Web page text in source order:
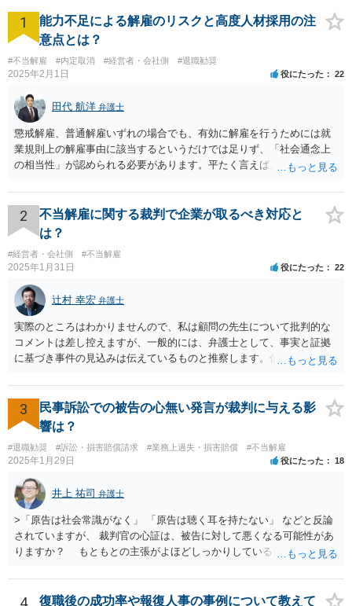
1
能力不足による解雇のリスクと高度人材採用の注
意点とは？
#不当解雇 #内定取消 #経営者・会社側 #退職勧奨
2025年2月1日 役にたった 22
田代 航洋 弁護士
懲戒解雇、普通解雇いずれの場合でも、有効に解雇を行うためには就
業規則上の解雇事由に該当するというだけでは足りず、「社会通念上
の相当性」が認められる必要があります。平たく言えば、解雇の原因
れます。 日本の労働法上、解雇は非常にハードルが高いです。 解雇が
有効か無効かという点は能力不足の程度にもよりますが、顧問弁護士
の先生は具体的な事情を検討した上で能力不足の程度が解雇を有効と
するほどではないと判断されたのだと思います。 例えば、無断欠勤を
連続する、会社のお金を横領する等の場合には一発で解雇した場合で
も有効と判断されるケースも多いですが、たしかに能力不足のみの場
合はかなり解雇のハードルが高いと言わざるを得ません。 なお、懲戒
解雇の場合には、戒告、譴責、減給、出勤停止等解雇よりも軽い処分
を行い、改善を促したもののそれでも改善されない場合には解雇に踏
み切る等段階的に手順をい踏んだ場合は解雇が有効と判断される可能
性が高まります。 高度人材の中途社員だから直ちに解雇しやすいとい
うわけではありませんが、高度人材の中途社員の場合は雇用契約上、
相応に高い能力を求められているため能力不足か否かの判断が給与の
低い新卒の社員と比較すると厳格に判断される結果、解雇の有効性の
判断が比較的甘くなるという可能性はあると考えます。 もっとも、高
度人材の中途社員の場合でもやはり解雇のハードルは相応に高いもの
となります。 今回のようなリスクを避ける観点からは、会社側として
無期雇用契約ではなく有期雇用契約で募集する、試用期間付を設け
る、業務委託契約を検討するという方法もあり得るかと存じます。
（※業務委託契約を検討される場合は、運用面によっては実質的に雇
用契約関係であると判断されるリスクもありますので顧問弁護士の先
生にもご相談の上慎重にご判断ください。）
2
不当解雇に関する裁判で企業が取るべき対応と
は？
#経営者・会社側 #不当解雇
2025年1月31日 役にたった 22
辻村 幸宏 弁護士
実際のところはわかりませんので、私は顧問の先生について批判的な
コメントは差し控えますが、一般的には、弁護士として、事実と証拠
に基づき事件の見込みは伝えているものと推察します。仮に弁護士の
れを経営者自身が問題と感じていないのであれば、また、こちらにお
書きのような経営者のマインドからすれば、弁護士のせいではなく、
根本的には弁護士選び含めて経営者の判断であり、責任ではないかと
思います。実際、事件の見込みが芳しくないことやリスクをいくらお
伝えしても考えを変えていただけない経営者や依頼者はいますし、代
理人として説明説得を尽くしてもあくまで決めるのは依頼者ですか
ら、事件がうまくいかないことの責任は弁護士にあるわけではない、
ということも多いと思います。そのような場合、仕事をしていて心地
の良いものではないので自ら辞任を検討することもありますが、最終
的にはお分かりいただけるだろうと考えて続けることもあります。 ご
相談者さんが、今の弁護士さんの対応や方針に疑問を持ち、それによ
り経営者の考えが歪められ、このままでは会社がたち行かなくなると
懸念するのであれば、ご相談者さんが経営者に対してその旨を伝え、
考えを改められるよう進言なさってはいかがでしょうか。
3
民事訴訟での被告の心無い発言が裁判に与える影
響は？
#退職勧奨 #訴訟・損害賠償請求 #業務上過失・損害賠償 #不当解雇
2025年1月29日 役にたった 18
井上 祐司 弁護士
>「原告は社会常識がなく」 「原告は聴く耳を持たない」 などと反論
されていますが、 裁判官の心証は、被告に対して悪くなる可能性があ
りますか？ もともとの主張がよほどしっかりしている書面でなけれ
勝ち負けは、法律構成に必要な事実の主張と証拠の的確さに尽きま
す。その意味では「無益的記載事項」です。 法律的に全く意味がな
4
復職後の成功率や報復人事の事例について教えて